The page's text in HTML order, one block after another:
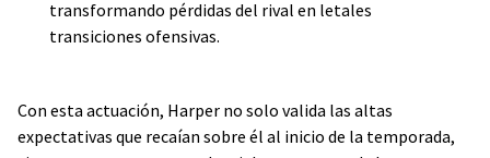
transformando pérdidas del rival en letales
transiciones ofensivas.
Con esta actuación, Harper no solo valida las altas
expectativas que recaían sobre él al inicio de la temporada,